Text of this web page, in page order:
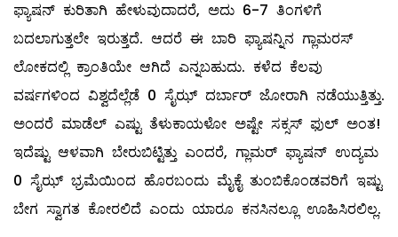
ಫ್ಯಾಷನ್‌ ಕುರಿತಾಗಿ ಹೇಳುವುದಾದರೆ, ಅದು 6-7 ತಿಂಗಳಿಗೆ
ಬದಲಾಗುತ್ತಲೇ ಇರುತ್ತದೆ. ಆದರೆ ಈ ಬಾರಿ ಫ್ಯಾಷನ್ನಿನ ಗ್ಲಾಮರಸ್‌
ಲೋಕದಲ್ಲಿ ಕ್ರಾಂತಿಯೇ ಆಗಿದೆ ಎನ್ನಬಹುದು. ಕಳೆದ ಕೆಲವು
ವರ್ಷಗಳಿಂದ ವಿಶ್ವದೆಲ್ಲೆಡೆ 0 ಸೈಝ್ ದರ್ಬಾರ್ ಜೋರಾಗಿ ನಡೆಯುತ್ತಿತ್ತು.
ಅಂದರೆ ಮಾಡೆಲ್‌ ಎಷ್ಟು ತೆಳುಕಾಯಳೋ ಅಷ್ಟೇ ಸಕ್ಸಸ್‌ ಫುಲ್ ಅಂತ!
ಇದೆಷ್ಟು ಆಳವಾಗಿ ಬೇರುಬಿಟ್ಟಿತ್ತು ಎಂದರೆ, ಗ್ಲಾಮರ್‌ ಫ್ಯಾಷನ್‌ ಉದ್ಯಮ
0 ಸೈಝ್ ಭ್ರಮೆಯಿಂದ ಹೊರಬಂದು ಮೈಕೈ ತುಂಬಿಕೊಂಡವರಿಗೆ ಇಷ್ಟು
ಬೇಗ ಸ್ವಾಗತ ಕೋರಲಿದೆ ಎಂದು ಯಾರೂ ಕನಸಿನಲ್ಲೂ ಊಹಿಸಿರಲಿಲ್ಲ.